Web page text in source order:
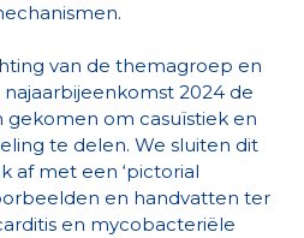
van de themagroep en
2024 de
gekomen om casuïstiek en
te delen. We sluiten dit
af met een ‘pictorial
en handvatten ter
en mycobacteriële